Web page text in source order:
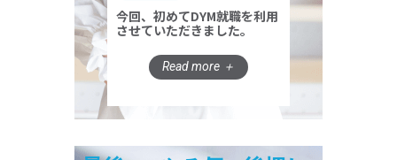
今回、初めてDYM就職を利用
させていただきました。